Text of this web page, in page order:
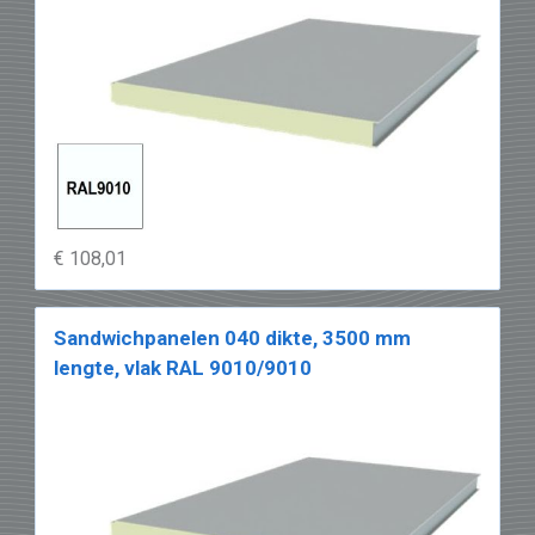
• Alle sandwichpanelen bestaan uit
Levering over heel
België.Leveringskosten
andere
Aarzel niet om ons te
mailindien u vragen hebt!
€ 108,01
Sandwichpanelen 040 dikte, 3500 mm
lengte, vlak RAL 9010/9010